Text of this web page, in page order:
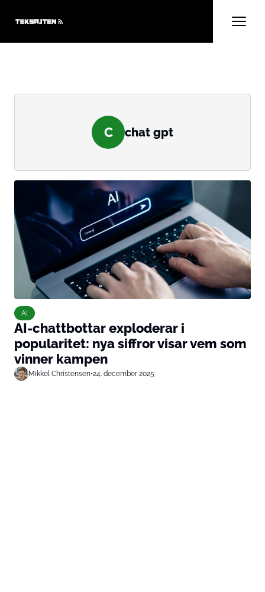
C chat gpt
AI
AI-chattbottar exploderar i
popularitet: nya siffror visar vem som
vinner kampen
Mikkel Christensen•24. december 2025